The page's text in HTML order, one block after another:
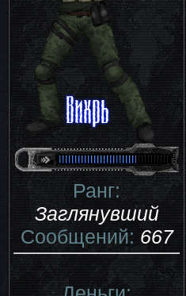
Ранг:
Заглянувший
Сообщений:667